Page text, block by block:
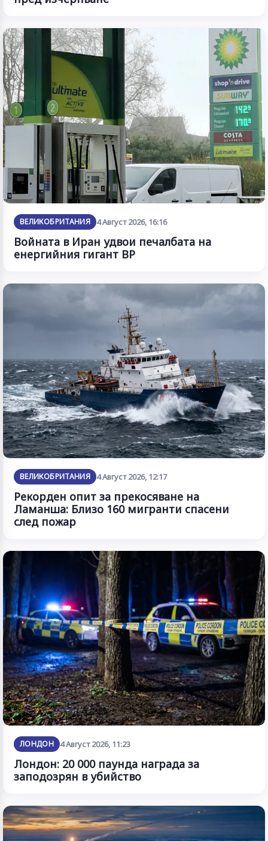
ВЕЛИКОБРИТАНИЯ 4 Август 2026, 16:16
Войната в Иран удвои печалбата на
енергийния гигант BP
ВЕЛИКОБРИТАНИЯ 4 Август 2026, 12:17
Рекорден опит за прекосяване на
Ламанша: Близо 160 мигранти спасени
след пожар
ЛОНДОН 4 Август 2026, 11:23
Лондон: 20 000 паунда награда за
заподозрян в убийство